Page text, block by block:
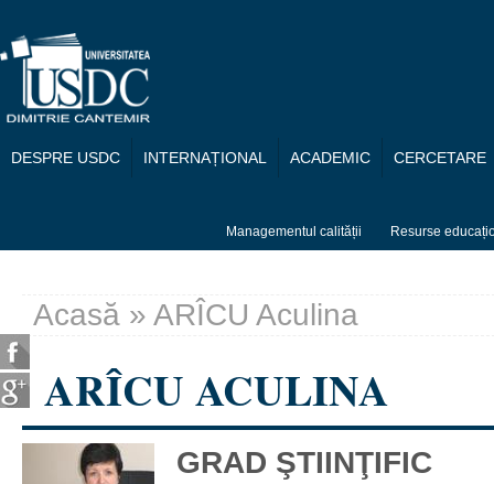
DESPRE USDC INTERNAȚIONAL ACADEMIC CERCETARE
Managementul calității Resurse
Eşti aici
Acasă » ARÎCU Aculina
ARÎCU ACULINA
GRAD ŞTIINŢIFIC